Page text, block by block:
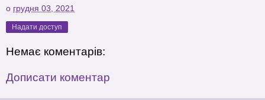
о грудня 03, 2021
Надати доступ
Немає коментарів:
Дописати коментар